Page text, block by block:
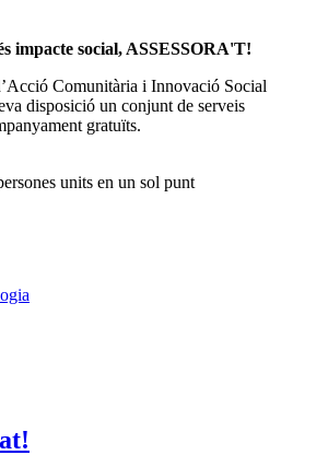
impacte social, ASSESSORA'T!
Comunitària i Innovació Social
disposició un conjunt de serveis
gratuïts.